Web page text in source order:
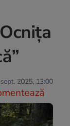
2025, 13:00